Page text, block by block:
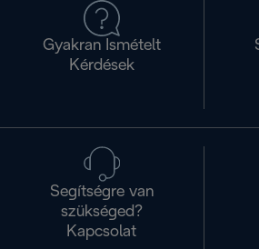
Gyakran Ismételt
Kérdések
Segítségre van
szükséged?
Kapcsolat